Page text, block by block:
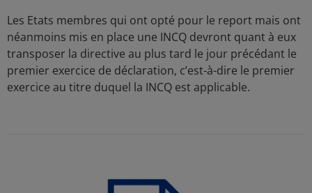
Les Etats membres qui ont opté pour le report mais ont
néanmoins mis en place une INCQ devront quant à eux
transposer la directive au plus tard le jour précédant le
premier exercice de déclaration, c’est-à-dire le premier
exercice au titre duquel la INCQ est applicable.